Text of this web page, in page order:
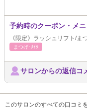
予約時のクーポン・メ
《限定》ラッシュリフト/ま
まつげ･ﾒｲｸ
サロンからの返信コ
このサロンのすべての口コミ